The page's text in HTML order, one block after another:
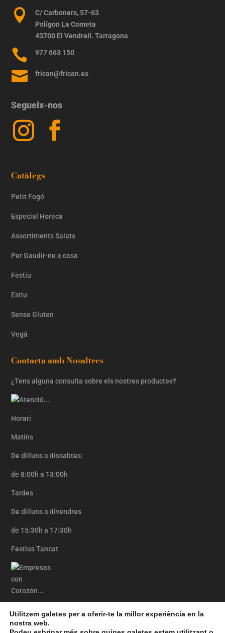

C/ Carboners, 57-63
Polígon La Cometa
43700 El Vendrell. Tarragona
 977 663 150
 frican@frican.es
Segueix-nos
Catàlegs
Petit Fogó
Especial Horeca
Assortiments Salats
Per Gaudir-ne a casa
Festiu
Estiu
Sense Gluten
Vegá
Contacta amb Nosaltres
¿Tens alguna consulta sobre els nostres productes?
Horari
Matins
De dilluns a dissabtes:
de 8:00h a 13:00h
Tardes
De dilluns a divendres
de 15:30h a 17:30h
Festius Tancat
Inici
Utilitzem galetes per a oferir-te la millor experiència en la
nostra web.